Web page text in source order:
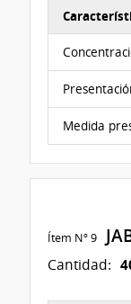
Medida
Ítem Nº 9
Cantidad: